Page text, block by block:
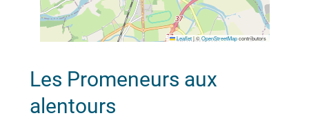
Leaflet |©OpenStreetMapcontributors
Les Promeneurs aux
alentours